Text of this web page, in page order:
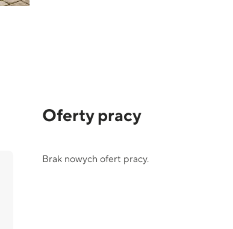
Oferty pracy
Brak nowych ofert pracy.